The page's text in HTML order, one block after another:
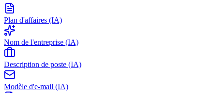
Plan d'affaires (IA)
Nom de l'entreprise (IA)
Description de poste (IA)
Modèle d'e-mail (IA)